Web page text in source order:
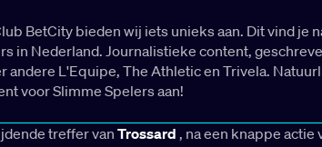
BetCity bieden wij iets unieks aan. Dit vind je
in Nederland. Journalistieke content,
andere L'Equipe, The Athletic en Trivela.
voor Slimme Spelers aan!
treffer van Trossard , na een knappe actie